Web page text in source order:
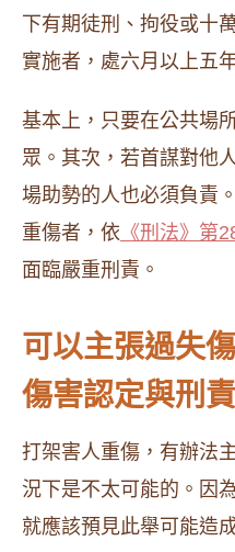
下有期徒刑、拘役或十
實施者，處六月以上五
基本上，只要在公共場
眾。其次，若首謀對他
場助勢的人也必須負責
重傷者，依 《刑法》第
面臨嚴重刑責。
可以主張過失
傷害認定與刑責
打架害人重傷，有辦法
況下是不太可能的。因
就應該預見此舉可能造